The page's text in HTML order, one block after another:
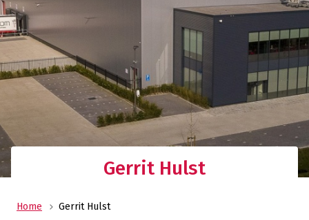
Gerrit Hulst
Home Gerrit Hulst